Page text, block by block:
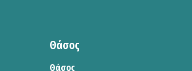
Θάσος
Θάσος